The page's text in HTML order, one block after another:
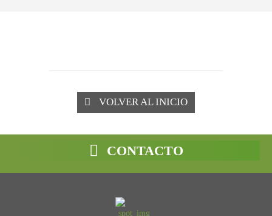
VOLVER AL INICIO
CONTACTO